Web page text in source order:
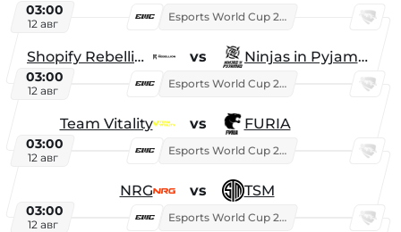
03:00
12 авг
Esports World Cup 2026
Shopify Rebellion vs Ninjas in Pyjamas
03:00
12 авг
Esports World Cup 2026
Team Vitality vs FURIA
03:00
12 авг
Esports World Cup 2026
NRG vs TSM
03:00
12 авг
Esports World Cup 2026